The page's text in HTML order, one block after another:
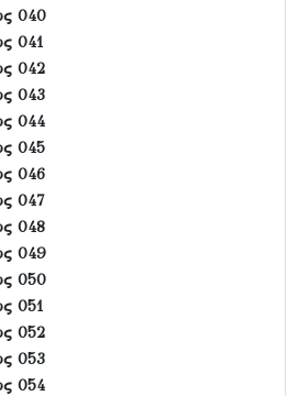
040
041
042
043
044
045
046
047
048
049
050
051
052
053
054